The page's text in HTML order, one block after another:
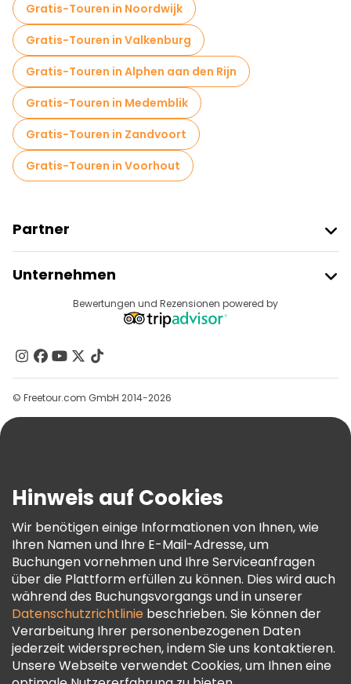
Gratis-Touren in Noordwijk
Gratis-Touren in Valkenburg
Gratis-Touren in Alphen aan den Rijn
Gratis-Touren in Medemblik
Gratis-Touren in Zandvoort
Gratis-Touren in Voorhout
Partner
Anbieter-Anmeldung
Affiliate-Programm
Unternehmen
Reiseziele
Kontakt
Gruppen
Hilfe
AGB Und Rechtliches
Cookie-Richtlinie
Freetour Auszeichnungen
Treueprogramm
Bewertungen und Rezensionen powered by
© Freetour.com GmbH 2014-2026
Hinweis auf Cookies
Wir benötigen einige Informationen von Ihnen, wie
Ihren Namen und Ihre E-Mail-Adresse, um
Buchungen vornehmen und Ihre Serviceanfragen
über die Plattform erfüllen zu können. Dies wird auch
während des Buchungsvorgangs und in unserer
Datenschutzrichtlinie beschrieben. Sie können der
Verarbeitung Ihrer personenbezogenen Daten
jederzeit widersprechen, indem Sie uns kontaktieren.
Unsere Webseite verwendet Cookies, um Ihnen eine